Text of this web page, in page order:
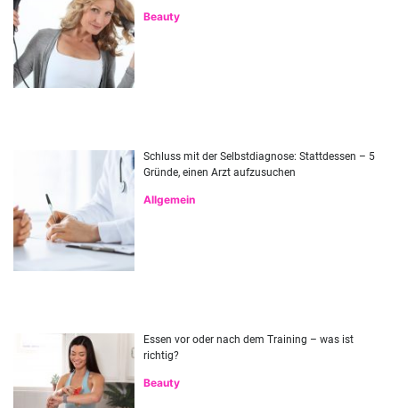
Beauty
Schluss mit der Selbstdiagnose: Stattdessen – 5
Gründe, einen Arzt aufzusuchen
Allgemein
Essen vor oder nach dem Training – was ist
richtig?
Beauty